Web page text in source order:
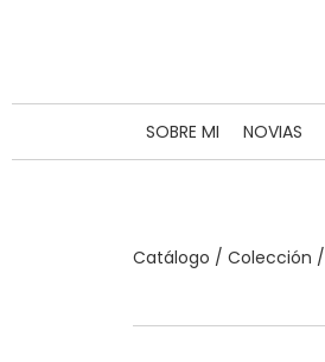
SOBRE MI NOVIAS
Catálogo / Colección /